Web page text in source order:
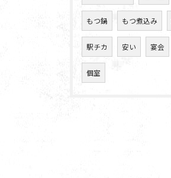
もつ鍋 もつ煮込み
駅チカ 安い 宴会
個室